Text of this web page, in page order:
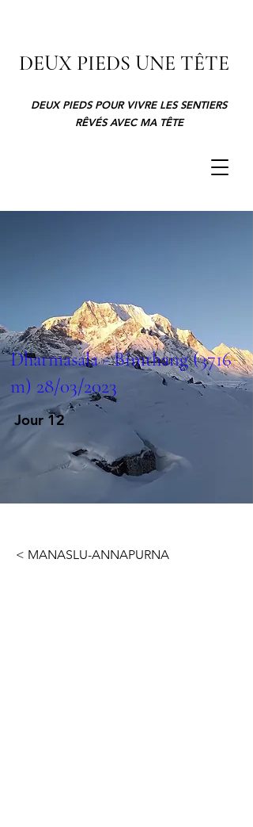
DEUX PIEDS UNE TÊTE
DEUX PIEDS POUR VIVRE LES SENTIERS
RÊVÉS AVEC MA TÊTE
Dharmasala - Bimthang (3716
m) 28/03/2023
Jour 12
< MANASLU-ANNAPURNA